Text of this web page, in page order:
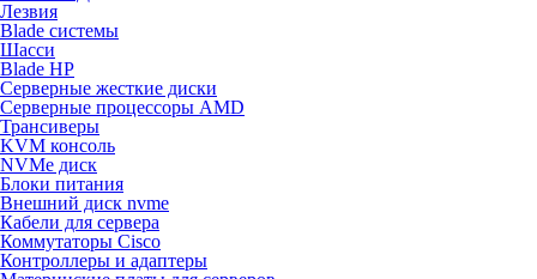
Лезвия
Blade системы
Шасси
Blade HP
Серверные жесткие диски
Серверные процессоры AMD
Трансиверы
KVM консоль
NVMe диск
Блоки питания
Внешний диск nvme
Кабели для сервера
Коммутаторы Cisco
Контроллеры и адаптеры